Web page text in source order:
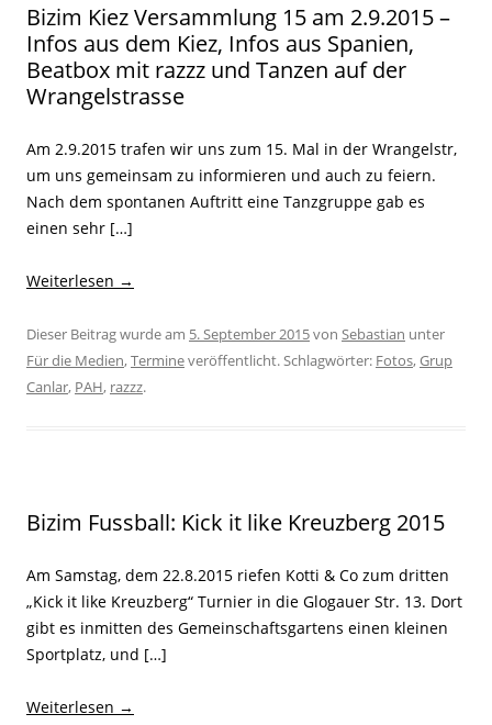
Bizim Kiez Versammlung 15 am 2.9.2015 –
Infos aus dem Kiez, Infos aus Spanien,
Beatbox mit razzz und Tanzen auf der
Wrangelstrasse
Am 2.9.2015 trafen wir uns zum 15. Mal in der Wrangelstr,
um uns gemeinsam zu informieren und auch zu feiern.
Nach dem spontanen Auftritt eine Tanzgruppe gab es
einen sehr […]
Weiterlesen →
Dieser Beitrag wurde am 5. September 2015von Sebastian unter
Für die Medien,Termineveröffentlicht. Schlagwörter: Fotos,Grup
Canlar, PAH, razzz.
Bizim Fussball: Kick it like Kreuzberg 2015
Am Samstag, dem 22.8.2015 riefen Kotti & Co zum dritten
„Kick it like Kreuzberg“ Turnier in die Glogauer Str. 13. Dort
gibt es inmitten des Gemeinschaftsgartens einen kleinen
Sportplatz, und […]
Weiterlesen →